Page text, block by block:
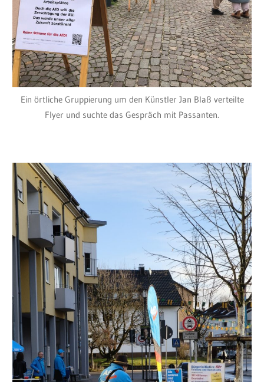
Ein örtliche Gruppierung um den Künstler Jan Blaß verteilte
Flyer und suchte das Gespräch mit Passanten.